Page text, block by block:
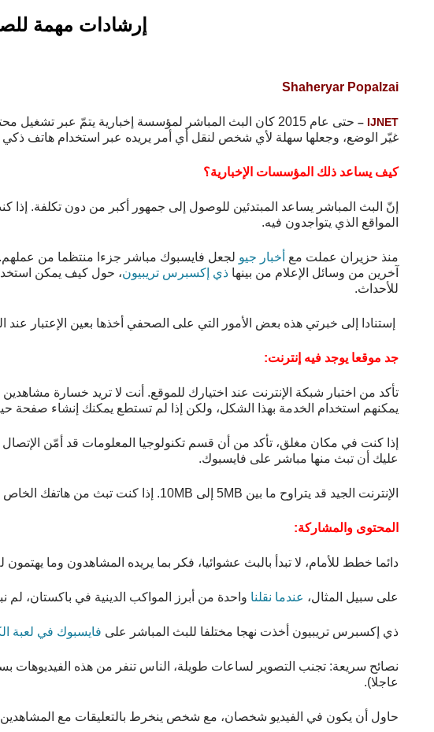
إرشادات مهمة
Shaheryar Popalzai
IJNET
–
حتى عام 2015 كان البث المباشر لمؤسسة إخبارية يتمّ
غيّر الوضع، وجعلها سهلة لأي شخص لنقل أي أمر يريده عبر استخدام هاتف ذكي
كيف يساعد ذلك المؤسسات الإخبارية؟
إنّ البث المباشر يساعد المبتدئين للوصول إلى جمهور أكبر من دون تكلفة. إذا
المواقع الذي يتواجدون فيه.
منذ حزيران عملت مع أخبار جيو لجعل فايسبوك مباشر جزءا منتظما من عملهم.
آخرين من وسائل الإعلام من بينها ذي إكسبرس تريبيون، حول كيف يمكن
للأحداث.
إستنادا إلى خبرتي هذه بعض الأمور التي على الصحفي أخذها بعين الإعتبار عند
جد موقعا يوجد فيه إنترنت:
تأكد من اختبار شبكة الإنترنت عند اختيارك للموقع. أنت لا تريد خسارة
يمكنهم استخدام الخدمة بهذا الشكل، ولكن إذا لم تستطع يمكنك إنشاء صفحة
إذا كنت في مكان مغلق، تأكد من أن قسم تكنولوجيا المعلومات قد أمّن
عليك أن تبث منها مباشر على فايسبوك.
الإنترنت الجيد قد يتراوح ما بين 5MB إلى 10MB. إذا كنت تبث من هاتفك الخاص فسيكون وضعك جيدًا مع 3G أو 4G.
المحتوى والمشاركة:
دائما خطط للأمام، لا تبدأ بالبث عشوائيا، فكر بما يريده المشاهدون وما
على سبيل المثال، عندما نقلنا واحدة من أبرز المواكب الدينية في باكستان،
ذي إكسبرس تريبيون أخذت نهجا مختلفا للبث المباشر على فايسبوك في لعبة
نصائح سريعة: تجنب التصوير لساعات طويلة، الناس تنفر من هذه الفيديوهات
عاجلا).
حاول أن يكون في الفيديو شخصان، مع شخص ينخرط بالتعليقات مع